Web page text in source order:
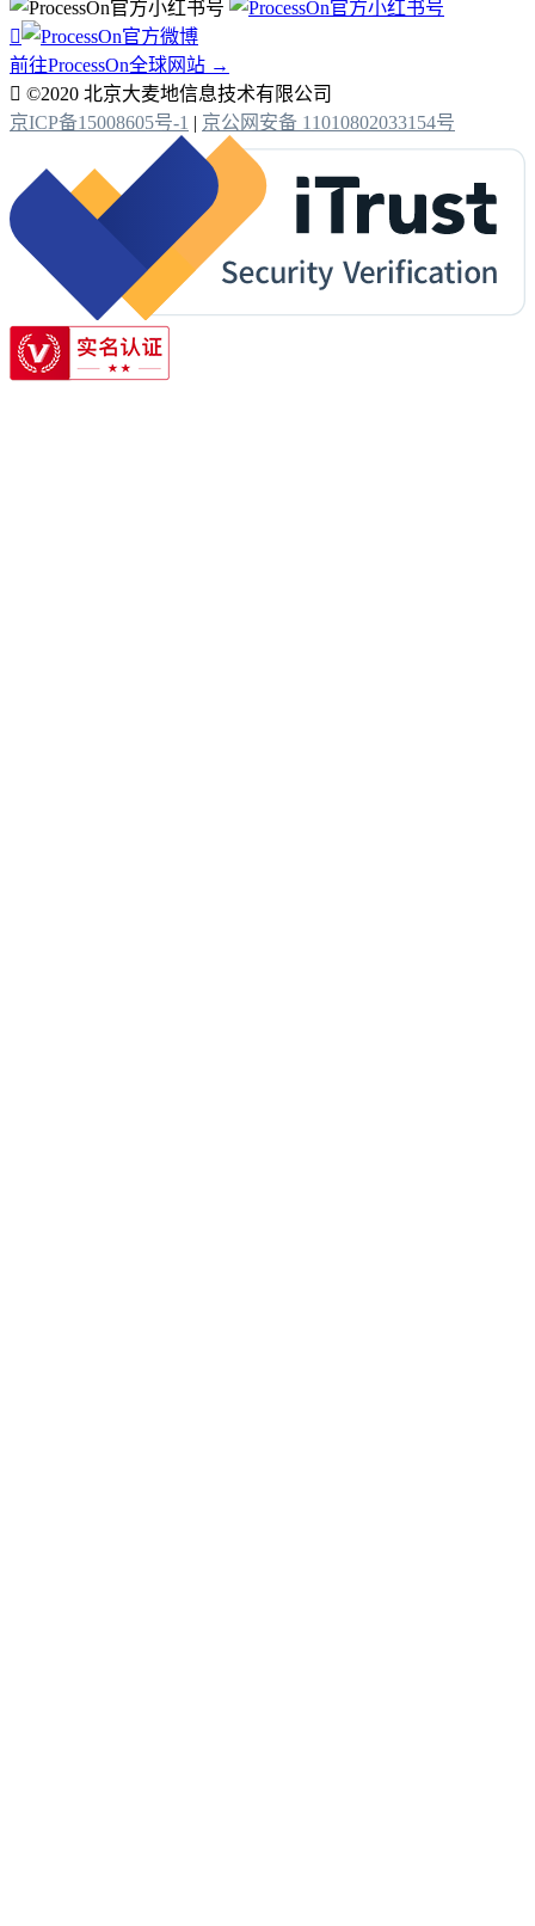

前往ProcessOn全球网站 →
 ©2020 北京大麦地信息技术有限公司
京ICP备15008605号-1 | 京公网安备 11010802033154号